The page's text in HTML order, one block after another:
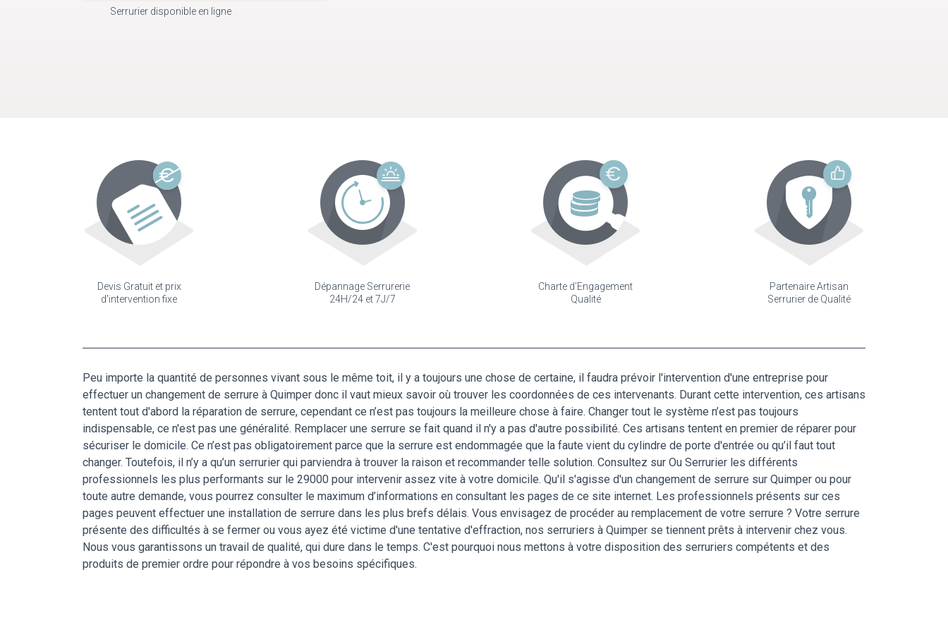
Serrurier disponible en ligne
Devis Gratuit et prix
d'intervention fixe
Dépannage Serrurerie
24H/24 et 7J/7
Charte d'Engagement
Qualité
Partenaire Artisan
Serrurier de Qualité
Peu importe la quantité de personnes vivant sous le même toit, il y a toujours une chose de certaine, il faudra prévoir l'intervention d'une entreprise pour
effectuer un changement de serrure à Quimper donc il vaut mieux savoir où trouver les coordonnées de ces intervenants. Durant cette intervention, ces artisans
tentent tout d'abord la réparation de serrure, cependant ce n’est pas toujours la meilleure chose à faire. Changer tout le système n’est pas toujours
indispensable, ce n'est pas une généralité. Remplacer une serrure se fait quand il n'y a pas d'autre possibilité. Ces artisans tentent en premier de réparer pour
sécuriser le domicile. Ce n’est pas obligatoirement parce que la serrure est endommagée que la faute vient du cylindre de porte d'entrée ou qu’il faut tout
changer. Toutefois, il n’y a qu’un serrurier qui parviendra à trouver la raison et recommander telle solution. Consultez sur Ou Serrurier les différents
professionnels les plus performants sur le 29000 pour intervenir assez vite à votre domicile. Qu'il s'agisse d'un changement de serrure sur Quimper ou pour
toute autre demande, vous pourrez consulter le maximum d’informations en consultant les pages de ce site internet. Les professionnels présents sur ces
pages peuvent effectuer une installation de serrure dans les plus brefs délais. Vous envisagez de procéder au remplacement de votre serrure ? Votre serrure
présente des difficultés à se fermer ou vous ayez été victime d'une tentative d'effraction, nos serruriers à Quimper se tiennent prêts à intervenir chez vous.
Nous vous garantissons un travail de qualité, qui dure dans le temps. C'est pourquoi nous mettons à votre disposition des serruriers compétents et des
produits de premier ordre pour répondre à vos besoins spécifiques.